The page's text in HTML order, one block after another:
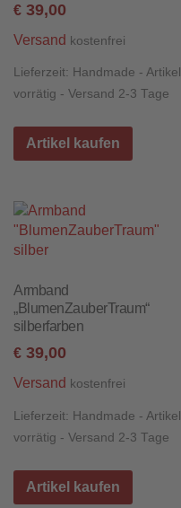
€ 39,00
Versand kostenfrei
Lieferzeit: Handmade - Artikel
vorrätig - Versand 2-3 Tage
Artikel kaufen
Armband
„BlumenZauberTraum“
silberfarben
€ 39,00
Versand kostenfrei
Lieferzeit: Handmade - Artikel
vorrätig - Versand 2-3 Tage
Artikel kaufen